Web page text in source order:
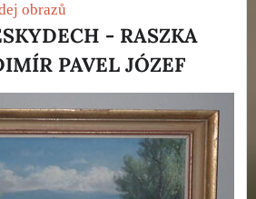
obrazů
- RASZKA
PAVEL JÓZEF